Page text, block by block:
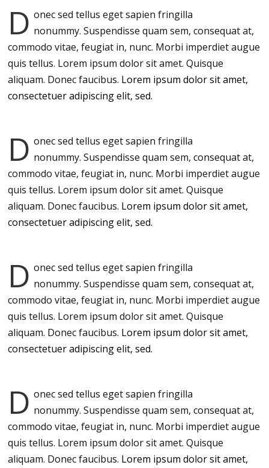
D onec sed tellus eget sapien fringilla
nonummy.Suspendisse quam sem, consequat at,
commodo vitae, feugiat in, nunc. Morbi imperdiet augue
quis tellus. Lorem ipsum dolor sit amet. Quisque
aliquam. Donec faucibus. Lorem ipsum dolor sit amet,
consectetuer adipiscing elit, sed.
D onec sed tellus eget sapien fringilla
nonummy.Suspendisse quam sem, consequat at,
commodo vitae, feugiat in, nunc. Morbi imperdiet augue
quis tellus. Lorem ipsum dolor sit amet. Quisque
aliquam. Donec faucibus. Lorem ipsum dolor sit amet,
consectetuer adipiscing elit, sed.
D onec sed tellus eget sapien fringilla
nonummy.Suspendisse quam sem, consequat at,
commodo vitae, feugiat in, nunc. Morbi imperdiet augue
quis tellus. Lorem ipsum dolor sit amet. Quisque
aliquam. Donec faucibus. Lorem ipsum dolor sit amet,
consectetuer adipiscing elit, sed.
D onec sed tellus eget sapien fringilla
nonummy.Suspendisse quam sem, consequat at,
commodo vitae, feugiat in, nunc. Morbi imperdiet augue
quis tellus. Lorem ipsum dolor sit amet. Quisque
aliquam. Donec faucibus. Lorem ipsum dolor sit amet,